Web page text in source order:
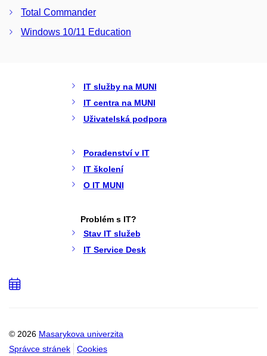
Total Commander
Windows 10/11 Education
IT služby na MUNI
IT centra na MUNI
Uživatelská podpora
Poradenství v IT
IT školení
O IT MUNI
Problém s IT?
Stav IT služeb
IT Service Desk
© 2026 Masarykova univerzita
Správce stránek
Cookies
Přidat